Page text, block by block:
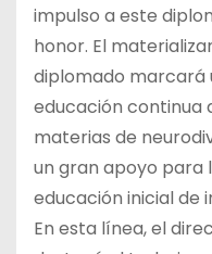
impulso a este
honor. El
diplomado marcará
educación continua
materias de
un gran apoyo para
educación inicial de
En esta línea, el